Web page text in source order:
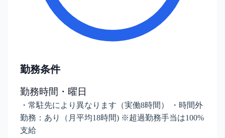
勤務条件
勤務時間・曜日
・常駐先により異なります（実働8時間） ・時間外
勤務：あり（月平均18時間) ※超過勤務手当は100%
支給